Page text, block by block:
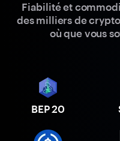
Fiabilité et
des milliers de
où que vous
BEP 20